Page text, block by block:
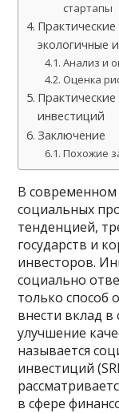
стартапы
экологичные
Анализ и
Оценка
инвестиций
Заключение
Похожие
В современном
социальных
тенденцией,
государств и
инвесторов.
социально
только способ
внести вклад
улучшение
называется
инвестиций
в сфере